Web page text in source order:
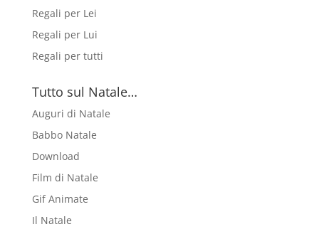
Regali per Lei
Regali per Lui
Regali per tutti
Tutto sul Natale…
Auguri di Natale
Babbo Natale
Download
Film di Natale
Gif Animate
Il Natale